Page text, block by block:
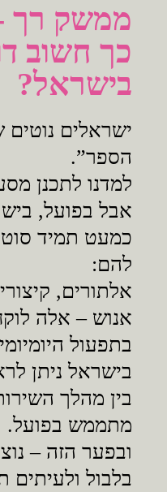
ממשק רך
כך חשוב
בישראל?
ישראלים
הספר”.
למדנו לתכנן
אבל בפועל,
כמעט תמיד
להם:
אלתורים,
אנוש – אלה
בתפעול
בישראל ניתן
בין מהלך
מתממש בפועל.
ובפער הזה –
בלבול